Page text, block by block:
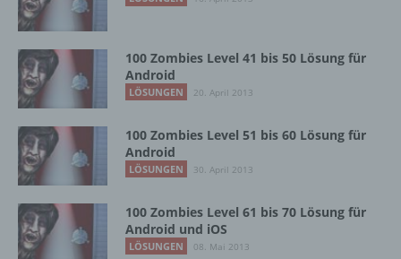
100 Zombies Level 41 bis 50 Lösung für
Android
LÖSUNGEN 20. April 2013
100 Zombies Level 51 bis 60 Lösung für
Android
LÖSUNGEN 30. April 2013
100 Zombies Level 61 bis 70 Lösung für
Android und iOS
LÖSUNGEN 08. Mai 2013
Markierung gespeicherter
personenbezogener Daten mit dem Ziel, ihre
künftige Verarbeitung einzuschränken.
e) Profiling
Verarbeitung personenbezogener Daten, die
darin besteht, dass diese
personenbezogenen Daten verwendet